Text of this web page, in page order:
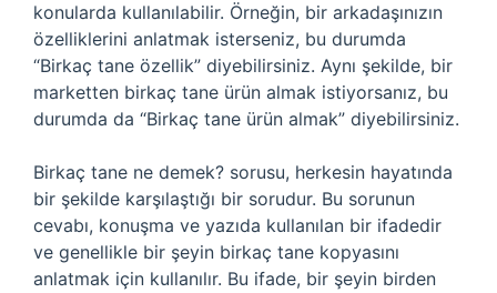
konularda kullanılabilir. Örneğin, bir arkadaşınızın
özelliklerini anlatmak isterseniz, bu durumda
“Birkaç tane özellik” diyebilirsiniz. Aynı şekilde, bir
marketten birkaç tane ürün almak istiyorsanız, bu
durumda da “Birkaç tane ürün almak” diyebilirsiniz.
Birkaç tane ne demek? sorusu, herkesin hayatında
bir şekilde karşılaştığı bir sorudur. Bu sorunun
cevabı, konuşma ve yazıda kullanılan bir ifadedir
ve genellikle bir şeyin birkaç tane kopyasını
anlatmak için kullanılır. Bu ifade, bir şeyin birden